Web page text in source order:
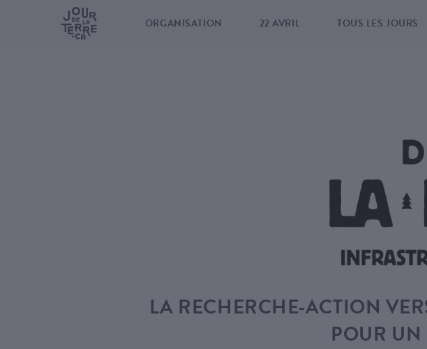
ORGANISATION 22 AVRIL TOUS LES JOURS
LA RECHERCHE-ACTION
POUR UN